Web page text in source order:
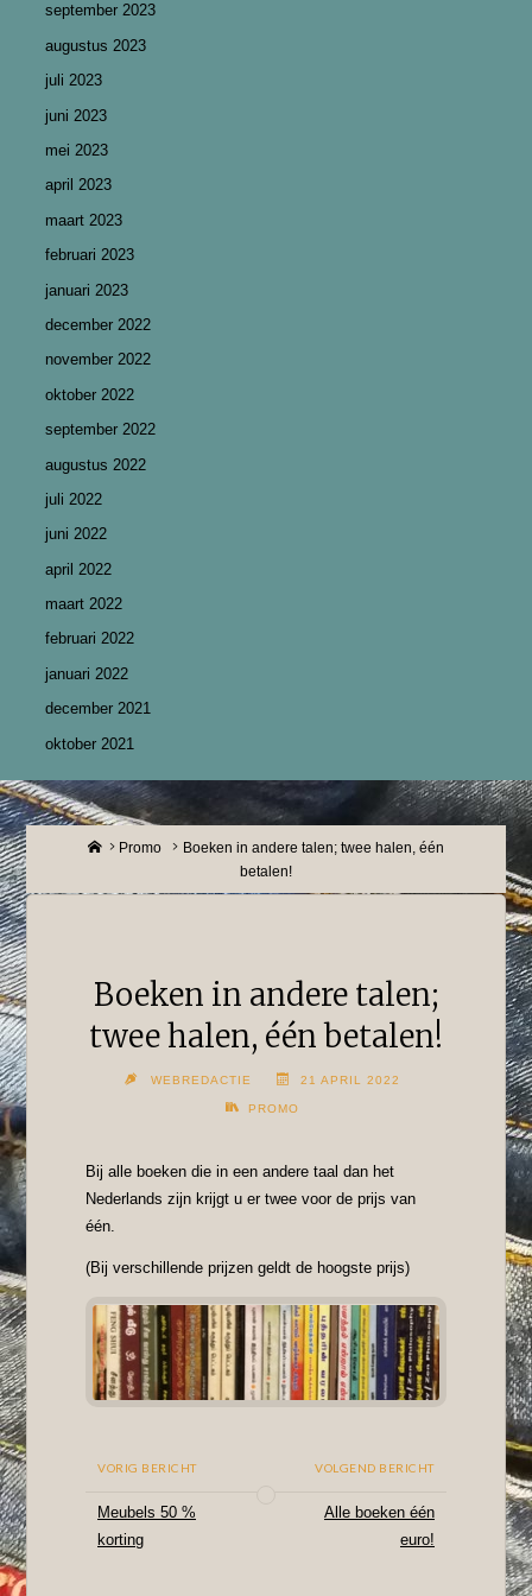
september 2023
augustus 2023
juli 2023
juni 2023
mei 2023
april 2023
maart 2023
februari 2023
januari 2023
december 2022
november 2022
oktober 2022
september 2022
augustus 2022
juli 2022
juni 2022
april 2022
maart 2022
februari 2022
januari 2022
december 2021
oktober 2021
HomePromo
Boeken in andere talen; twee halen, één
betalen!
Boeken in andere talen;
twee halen, één betalen!
WEBREDACTIE 21 APRIL 2022
PROMO
Bij alle boeken die in een andere taal dan het
Nederlands zijn krijgt u er twee voor de prijs van
één.
(Bij verschillende prijzen geldt de hoogste prijs)
VORIG BERICHT
Meubels 50 %
korting
VOLGEND BERICHT
Alle boeken één
euro!